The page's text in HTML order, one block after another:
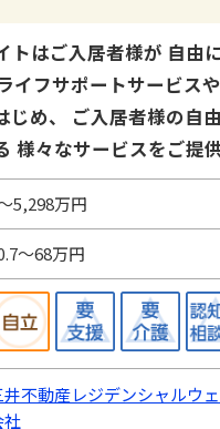
トはご入居者様が 自由
イフサポートサービス
じめ、 ご入居者様の自
様々なサービスをご提供
5,298万円
～68万円
井不動産レジデンシャルウ
社